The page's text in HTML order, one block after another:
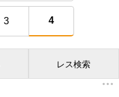
3 4
レス検索